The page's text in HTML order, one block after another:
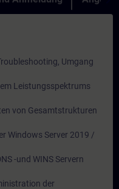
Umgang
Leistungsspektrums
von Gesamtstrukturen
Windows Server 2019 /
-und WINS Servern
der